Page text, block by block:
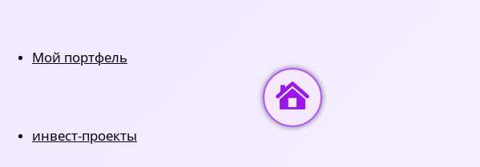
Мой портфель
инвест-проекты
Главная